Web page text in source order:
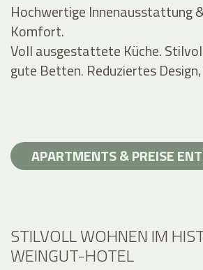
Hochwertige Innenausstattung
Komfort.
Voll ausgestattete Küche.
gute Betten. Reduziertes
APARTMENTS & PREISE
STILVOLL WOHNEN IM
WEINGUT-HOTEL